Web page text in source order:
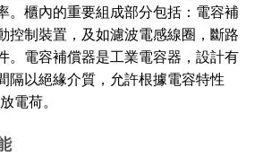
。櫃內的重要組成部分包括：電容補
控制裝置，及如濾波電感線圈，斷路
。電容補償器是工業電容器，設計有
隔以絕緣介質，允許根據電容特性
電荷。